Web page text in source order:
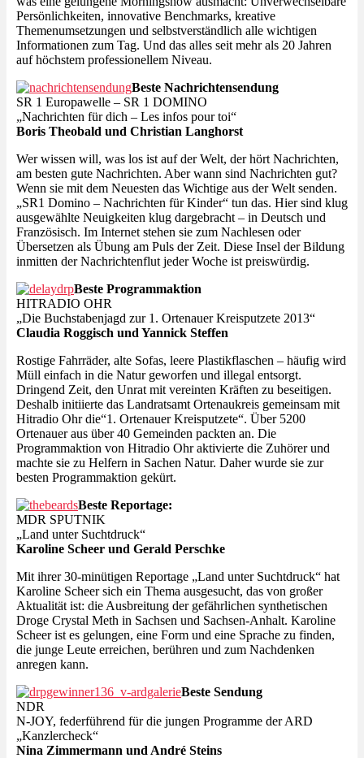
Persönlichkeiten, innovative Benchmarks, kreative
Themenumsetzungen und selbstverständlich alle wichtigen
Informationen zum Tag. Und das alles seit mehr als 20 Jahren
auf höchstem professionellem Niveau.
Beste Nachrichtensendung
SR 1 Europawelle – SR 1 DOMINO
„Nachrichten für dich – Les infos pour toi“
Boris Theobald und Christian Langhorst
Wer wissen will, was los ist auf der Welt, der hört Nachrichten,
am besten gute Nachrichten. Aber wann sind Nachrichten gut?
Wenn sie mit dem Neuesten das Wichtige aus der Welt senden.
„SR1 Domino – Nachrichten für Kinder“ tun das. Hier sind klug
ausgewählte Neuigkeiten klug dargebracht – in Deutsch und
Französisch. Im Internet stehen sie zum Nachlesen oder
Übersetzen als Übung am Puls der Zeit. Diese Insel der Bildung
inmitten der Nachrichtenflut jeder Woche ist preiswürdig.
Beste Programmaktion
HITRADIO OHR
„Die Buchstabenjagd zur 1. Ortenauer Kreisputzete 2013“
Claudia Roggisch und Yannick Steffen
Rostige Fahrräder, alte Sofas, leere Plastikflaschen – häufig wird
Müll einfach in die Natur geworfen und illegal entsorgt.
Dringend Zeit, den Unrat mit vereinten Kräften zu beseitigen.
Deshalb initiierte das Landratsamt Ortenaukreis gemeinsam mit
Hitradio Ohr die“1. Ortenauer Kreisputzete“. Über 5200
Ortenauer aus über 40 Gemeinden packten an. Die
Programmaktion von Hitradio Ohr aktivierte die Zuhörer und
machte sie zu Helfern in Sachen Natur. Daher wurde sie zur
besten Programmaktion gekürt.
Beste Reportage:
MDR SPUTNIK
„Land unter Suchtdruck“
Karoline Scheer und Gerald Perschke
Mit ihrer 30-minütigen Reportage „Land unter Suchtdruck“ hat
Karoline Scheer sich ein Thema ausgesucht, das von großer
Aktualität ist: die Ausbreitung der gefährlichen synthetischen
Droge Crystal Meth in Sachsen und Sachsen-Anhalt. Karoline
Scheer ist es gelungen, eine Form und eine Sprache zu finden,
die junge Leute erreichen, berühren und zum Nachdenken
anregen kann.
Beste Sendung
NDR
N-JOY, federführend für die jungen Programme der ARD
„Kanzlercheck“
Nina Zimmermann und André Steins